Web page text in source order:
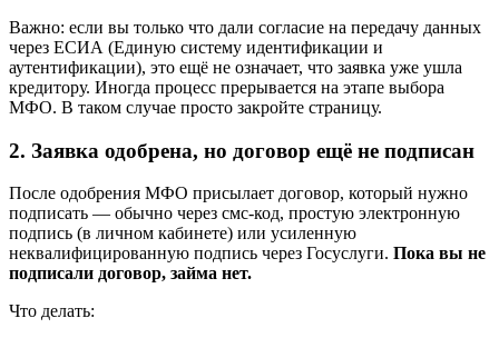
Важно: если вы только что дали согласие на передачу данных
через ЕСИА (Единую систему идентификации и
аутентификации), это ещё не означает, что заявка уже ушла
кредитору. Иногда процесс прерывается на этапе выбора
МФО. В таком случае просто закройте страницу.
2. Заявка одобрена, но договор ещё не подписан
После одобрения МФО присылает договор, который нужно
подписать — обычно через смс-код, простую электронную
подпись (в личном кабинете) или усиленную
неквалифицированную подпись через Госуслуги. Пока вы не
подписали договор, займа нет.
Что делать: